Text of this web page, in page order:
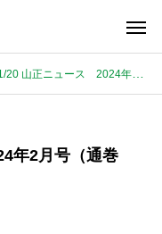
正ニュース 2024年2月号（通巻177号）
年2月号（通巻